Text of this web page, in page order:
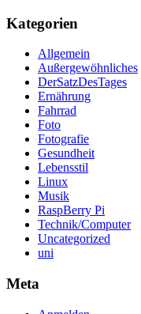
Kategorien
Allgemein
Außergewöhnliches
DerSatzDesTages
Ernährung
Fahrrad
Foto
Fotografie
Gesundheit
Lebensstil
Linux
Musik
RaspBerry Pi
Technik/Computer
Uncategorized
uni
Meta